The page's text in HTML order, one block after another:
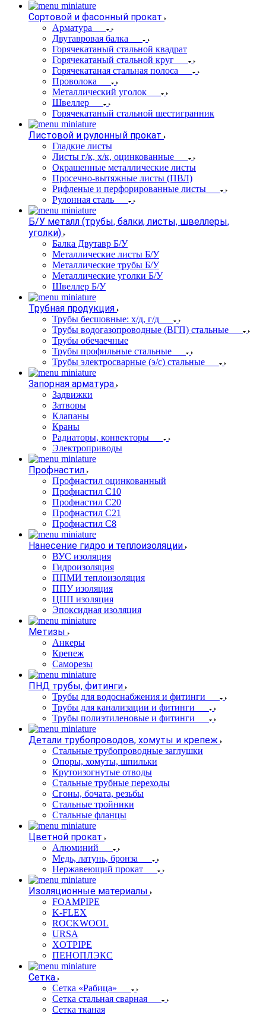
Сортовой и фасонный прокат
Арматура
Двутавровая балка
Горячекатаный стальной квадрат
Горячекатаный стальной круг
Горячекатаная стальная полоса
Проволока
Металлический уголок
Швеллер
Горячекатаный стальной шестигранник
Листовой и рулонный прокат
Гладкие листы
Листы г/к, х/к, оцинкованные
Окрашенные металлические листы
Просечно-вытяжные листы (ПВЛ)
Рифленые и перфорированные листы
Рулонная сталь
Б/У металл (трубы, балки, листы, швеллеры,
уголки)
Балка Двутавр Б/У
Металлические листы Б/У
Металлические трубы Б/У
Металлические уголки Б/У
Швеллер Б/У
Трубная продукция
Трубы бесшовные: х/д, г/д
Трубы водогазопроводные (ВГП) стальные
Трубы обечаечные
Трубы профильные стальные
Трубы электросварные (э/с) стальные
Запорная арматура
Задвижки
Затворы
Клапаны
Краны
Радиаторы, конвекторы
Электроприводы
Профнастил
Профнастил оцинкованный
Профнастил С10
Профнастил С20
Профнастил С21
Профнастил С8
Нанесение гидро и теплоизоляции
ВУС изоляция
Гидроизоляция
ППМИ теплоизоляция
ППУ изоляция
ЦПП изоляция
Эпоксидная изоляция
Метизы
Анкеры
Крепеж
Саморезы
ПНД трубы, фитинги
Трубы для водоснабжения и фитинги
Трубы для канализации и фитинги
Трубы полиэтиленовые и фитинги
Детали трубопроводов, хомуты и крепеж
Стальные трубопроводные заглушки
Опоры, хомуты, шпильки
Крутоизогнутые отводы
Стальные трубные переходы
Сгоны, бочата, резьбы
Стальные тройники
Стальные фланцы
Цветной прокат
Алюминий
Медь, латунь, бронза
Нержавеющий прокат
Изоляционные материалы
FOAMPIPE
K-FLEX
ROCKWOOL
URSA
XOTPIPE
ПЕНОПЛЭКС
Сетка
Сетка «Рабица»
Сетка стальная сварная
Сетка тканая